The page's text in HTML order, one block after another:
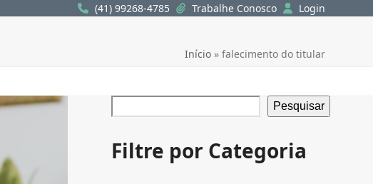
(41) 99268-4785 Trabalhe Conosco Login
Início» falecimento do titular
Pesquisar
Filtre por Categoria